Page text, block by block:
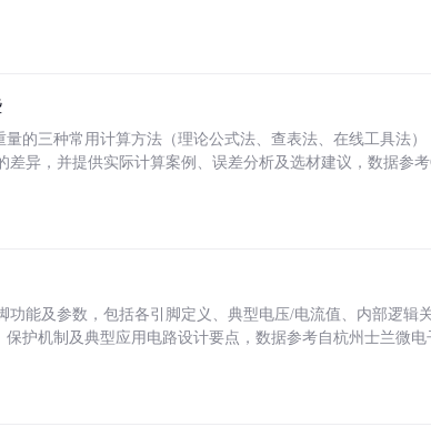
的三种常用计算方法（理论公式法、查表法、在线工具法
差异，并提供实际计算案例、误差分析及选材建议，数据参
功能及参数，包括各引脚定义、典型电压/电流值、内部逻辑
护机制及典型应用电路设计要点，数据参考自杭州士兰微